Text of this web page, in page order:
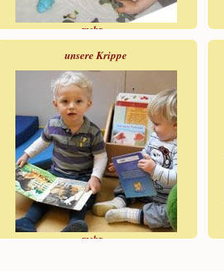
mehr »
unsere Krippe
mehr »